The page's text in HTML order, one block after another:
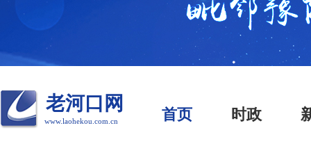
老河口网
www.laohekou.com.cn 首页 时政